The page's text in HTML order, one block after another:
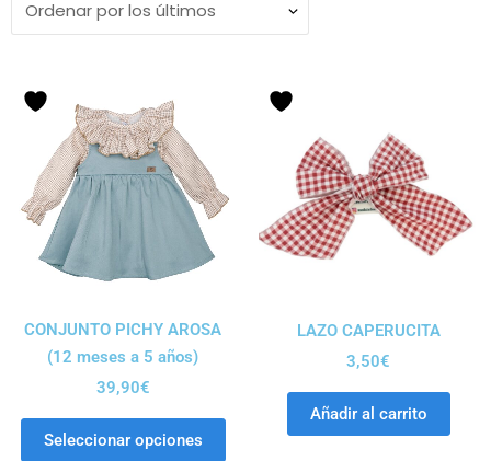
CONJUNTO PICHY AROSA
(12 meses a 5 años)
39,90€
Seleccionar opciones
LAZO CAPERUCITA
3,50€
Añadir al carrito